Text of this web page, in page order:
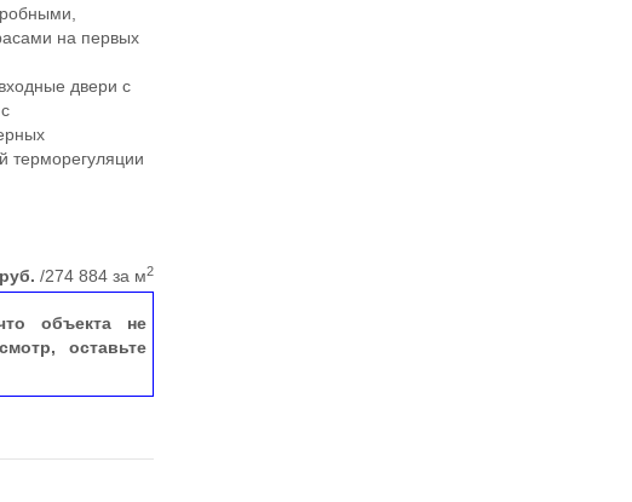
на первых
двери с
терморегуляции
руб. /274 884 за м2
объекта не
оставьте